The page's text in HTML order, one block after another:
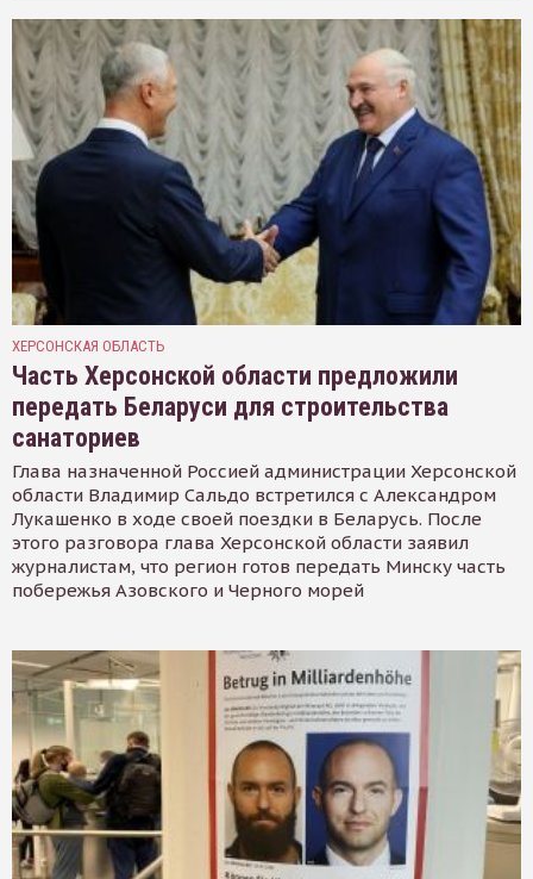
ХЕРСОНСКАЯ ОБЛАСТЬ
Часть Херсонской области предложили
передать Беларуси для строительства
санаториев
Глава назначенной Россией администрации Херсонской
области Владимир Сальдо встретился с Александром
Лукашенко в ходе своей поездки в Беларусь. После
этого разговора глава Херсонской области заявил
журналистам, что регион готов передать Минску часть
побережья Азовского и Черного морей